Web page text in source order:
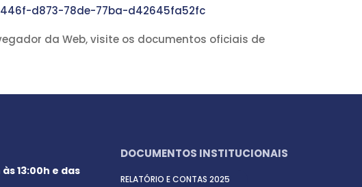
d873-78de-77ba-d42645fa52fc
da Web, visite os documentos oficiais de
13:00h e das
DOCUMENTOS INSTITUCIONAIS
RELATÓRIO E CONTAS 2025